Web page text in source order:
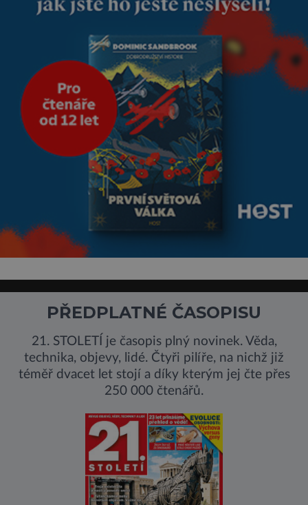
nesmírně dobře zachovalá,
přičítají odborníci zdejším
klimatickým podmínkám.
Sucho, prosolené písky a
extrémně
PŘEDPLATNÉ ČASOPISU
21. STOLETÍ je časopis plný novinek. Věda,
technika, objevy, lidé. Čtyři pilíře, na nichž již
téměř dvacet let stojí a díky kterým jej čte přes
250 000 čtenářů.